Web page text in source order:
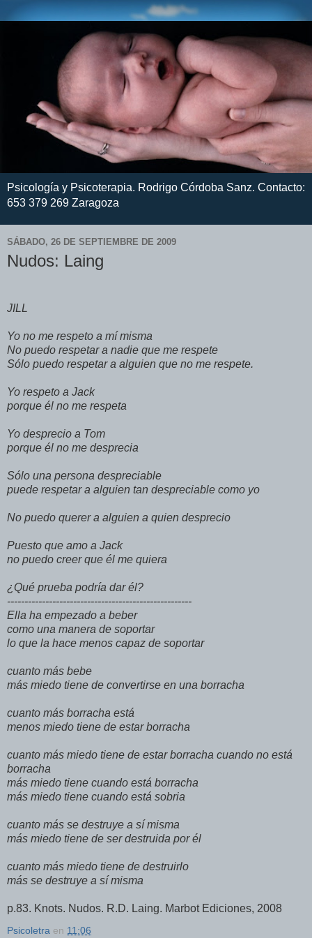
Psicología y Psicoterapia. Rodrigo Córdoba Sanz. Contacto:
653 379 269 Zaragoza
SÁBADO, 26 DE SEPTIEMBRE DE 2009
Nudos: Laing
JILL
Yo no me respeto a mí misma
No puedo respetar a nadie que me respete
Sólo puedo respetar a alguien que no me respete.
Yo respeto a Jack
porque él no me respeta
Yo desprecio a Tom
porque él no me desprecia
Sólo una persona despreciable
puede respetar a alguien tan despreciable como yo
No puedo querer a alguien a quien desprecio
Puesto que amo a Jack
no puedo creer que él me quiera
¿Qué prueba podría dar él?
-----------------------------------------------------
Ella ha empezado a beber
como una manera de soportar
lo que la hace menos capaz de soportar
cuanto más bebe
más miedo tiene de convertirse en una borracha
cuanto más borracha está
menos miedo tiene de estar borracha
cuanto más miedo tiene de estar borracha cuando no está
borracha
más miedo tiene cuando está borracha
más miedo tiene cuando está sobria
cuanto más se destruye a sí misma
más miedo tiene de ser destruida por él
cuanto más miedo tiene de destruirlo
más se destruye a sí misma
p.83. Knots. Nudos. R.D. Laing. Marbot Ediciones, 2008
Psicoletra en 11:06